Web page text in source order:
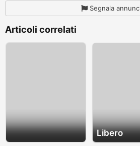
Segnala
Articoli correlati
Libero